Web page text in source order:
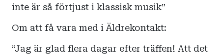
inte är så förtjust i klassisk musik”
Om att få vara med i Äldrekontakt:
”Jag är glad flera dagar efter träffen! Att det